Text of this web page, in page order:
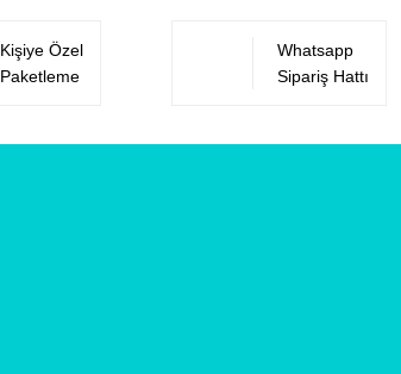
Kişiye Özel
Paketleme
Whatsapp
Sipariş Hattı